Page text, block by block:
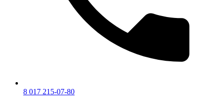
8 017 215-07-80